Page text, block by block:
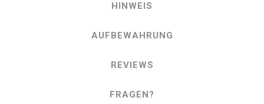
HINWEIS
AUFBEWAHRUNG
REVIEWS
FRAGEN?